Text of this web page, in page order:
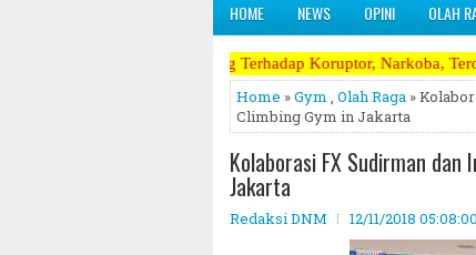
HOME NEWS OPINI OLAH
Perang Terhadap Koruptor, Narkoba, Teroris Musuh
Home »Gym , Olah Raga »
Climbing Gym in Jakarta
Kolaborasi FX Sudirman
Jakarta
Redaksi DNM 12/11/2018